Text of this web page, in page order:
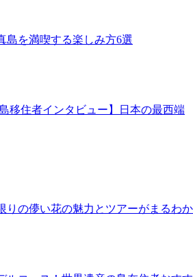
島を満喫する楽しみ方6選
移住者インタビュー】日本の最西端
りの儚い花の魅力とツアーがまるわか